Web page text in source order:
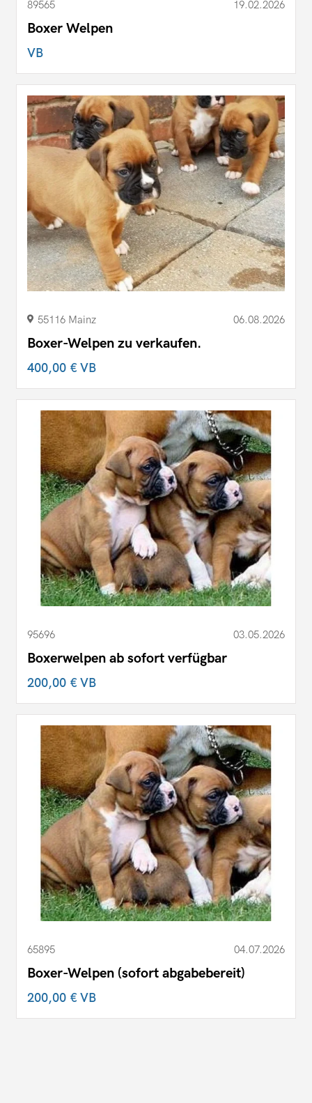
89565 19.02.2026
Boxer Welpen
VB
55116 Mainz 06.08.2026
Boxer-Welpen zu verkaufen.
400,00 €VB
95696 03.05.2026
Boxerwelpen ab sofort verfügbar
200,00 €VB
65895 04.07.2026
Boxer-Welpen (sofort abgabebereit)
200,00 €VB